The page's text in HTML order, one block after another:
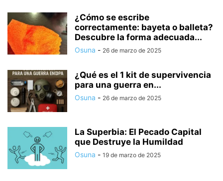
¿Cómo se escribe
correctamente: bayeta o balleta?
Descubre la forma adecuada...
Osuna - 26 de marzo de 2025
¿Qué es el 1 kit de supervivencia
para una guerra en...
Osuna - 26 de marzo de 2025
La Superbia: El Pecado Capital
que Destruye la Humildad
Osuna - 19 de marzo de 2025